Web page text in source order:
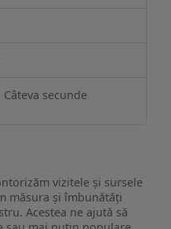
Câteva secunde
vizitele și sursele
măsura și îmbunătăți
Acestea ne ajută să